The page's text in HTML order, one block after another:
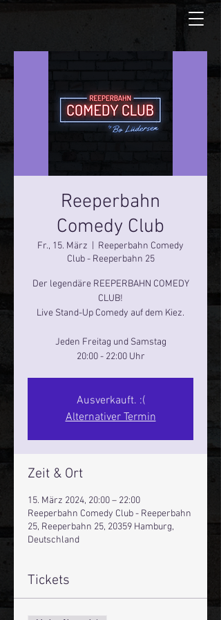
Reeperbahn
Comedy Club
Fr., 15. März
Reeperbahn Comedy
Club - Reeperbahn 25
Der legendäre REEPERBAHN COMEDY
CLUB!
Live Stand-Up Comedy auf dem Kiez.
Jeden Freitag und Samstag
20:00 - 22:00 Uhr
Ausverkauft. :(
Alternativer Termin
Zeit & Ort
15. März 2024, 20:00 – 22:00
Reeperbahn Comedy Club - Reeperbahn
25, Reeperbahn 25, 20359 Hamburg,
Deutschland
Tickets